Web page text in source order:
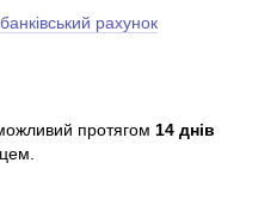
банківський рахунок
протягом 14 днів